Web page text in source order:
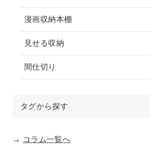
漫画収納本棚
見せる収納
間仕切り
タグから探す
→ コラム一覧へ